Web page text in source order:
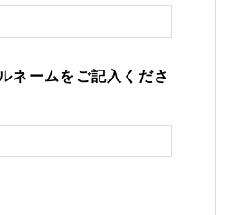
ネームをご記入くださ